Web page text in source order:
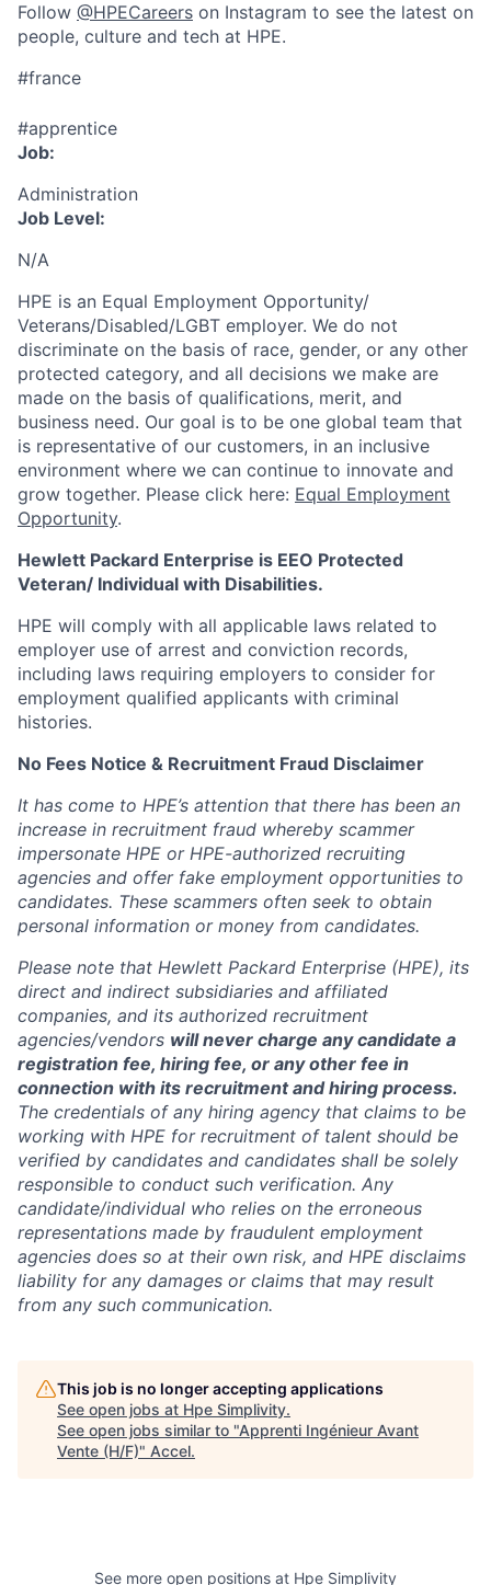
Follow @HPECareers on Instagram to see the latest on
people, culture and tech at HPE.
#france
#apprentice
Job:
Administration
Job Level:
N/A
HPE is an Equal Employment Opportunity/
Veterans/Disabled/LGBT employer. We do not
discriminate on the basis of race, gender, or any other
protected category, and all decisions we make are
made on the basis of qualifications, merit, and
business need. Our goal is to be one global team that
is representative of our customers, in an inclusive
environment where we can continue to innovate and
grow together. Please click here: Equal Employment
Opportunity.
Hewlett Packard Enterprise is EEO Protected
Veteran/ Individual with Disabilities.
HPE will comply with all applicable laws related to
employer use of arrest and conviction records,
including laws requiring employers to consider for
employment qualified applicants with criminal
histories.
No Fees Notice & Recruitment Fraud Disclaimer
It has come to HPE’s attention that there has been an
increase in recruitment fraud whereby scammer
impersonate HPE or HPE-authorized recruiting
agencies and offer fake employment opportunities to
candidates. These scammers often seek to obtain
personal information or money from candidates.
Please note that Hewlett Packard Enterprise (HPE), its
direct and indirect subsidiaries and affiliated
companies, and its authorized recruitment
agencies/vendors will never charge any candidate a
registration fee, hiring fee, or any other fee in
connection with its recruitment and hiring process.
The credentials of any hiring agency that claims to be
working with HPE for recruitment of talent should be
verified by candidates and candidates shall be solely
responsible to conduct such verification. Any
candidate/individual who relies on the erroneous
representations made by fraudulent employment
agencies does so at their own risk, and HPE disclaims
liability for any damages or claims that may result
from any such communication.
This job is no longer accepting applications
See open jobs at Hpe Simplivity.
See open jobs similar to "Apprenti Ingénieur Avant
Vente (H/F)" Accel.
See more open positions at Hpe Simplivity